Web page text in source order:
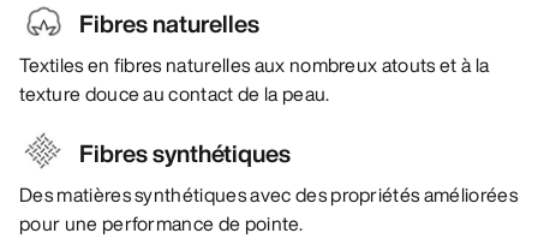
Fibres naturelles
Textiles en fibres naturelles aux nombreux atouts et à la
texture douce au contact de la peau.
Fibres synthétiques
Des matières synthétiques avec des propriétés améliorées
pour une performance de pointe.